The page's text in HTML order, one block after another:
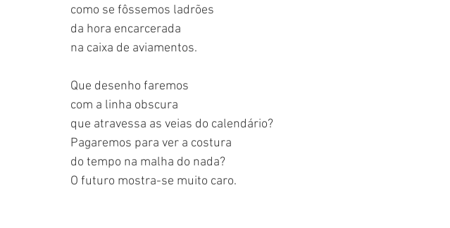
como se fôssemos ladrões
da hora encarcerada
na caixa de aviamentos.
Que desenho faremos
com a linha obscura
que atravessa as veias do calendário?
Pagaremos para ver a costura
do tempo na malha do nada?
O futuro mostra-se muito caro.